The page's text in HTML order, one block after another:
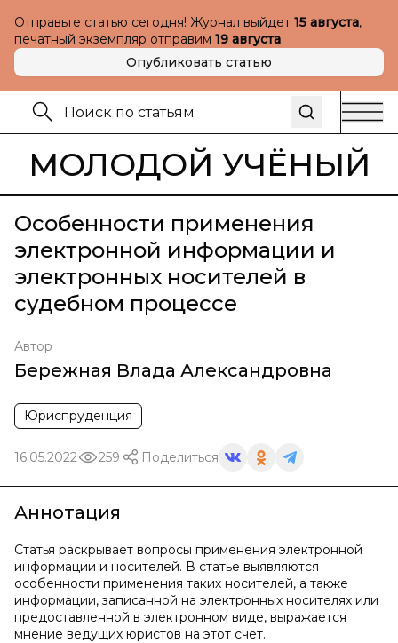
Отправьте статью сегодня! Журнал выйдет 15 августа,
печатный экземпляр отправим 19 августа
Опубликовать статью
МОЛОДОЙ УЧЁНЫЙ
Особенности применения
электронной информации и
электронных носителей в
судебном процессе
Автор
Бережная Влада Александровна
Юриспруденция
16.05.2022 259 Поделиться
Аннотация
Статья раскрывает вопросы применения электронной
информации и носителей. В статье выявляются
особенности применения таких носителей, а также
информации, записанной на электронных носителях или
предоставленной в электронном виде, выражается
мнение ведущих юристов на этот счет.